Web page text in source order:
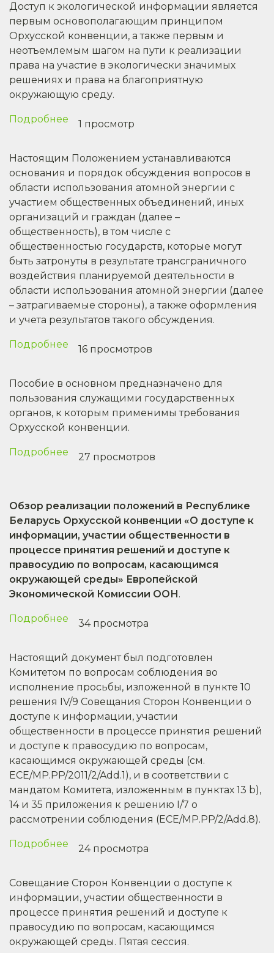
общественности
в
процессе
принятия
экологически
значимых
решений
Доступ к экологической информации является
первым основополагающим принципом
Орхусской конвенции, а также первым и
неотъемлемым шагом на пути к реализации
права на участие в экологически значимых
решениях и права на благоприятную
окружающую среду.
Подробнее
к
информации
к
полноценному
участию
1 просмотр
Настоящим Положением устанавливаются
основания и порядок обсуждения вопросов в
области использования атомной энергии с
участием общественных объединений, иных
организаций и граждан (далее –
общественность), в том числе с
общественностью государств, которые могут
быть затронуты в результате трансграничного
воздействия планируемой деятельности в
области использования атомной энергии (далее
– затрагиваемые стороны), а также оформления
и учета результатов такого обсуждения.
Подробнее
порядке
обсуждения
вопросов
в
использования
с
участием
общественных
объединений,
иных
организаций
и
16 просмотров
Пособие в основном предназначено для
пользования служащими государственных
органов, к которым применимы требования
Орхусской конвенции.
Подробнее
конвенции
в
Беларуси
27 просмотров
Обзор реализации положений в Республике
Беларусь Орхусской конвенции «О доступе к
информации, участии общественности в
процессе принятия решений и доступе к
правосудию по вопросам, касающимся
окружающей среды» Европейской
Экономической Комиссии ООН.
Подробнее
положений
Орхусской
конвенции
в
Беларуси
34 просмотра
Настоящий документ был подготовлен
Комитетом по вопросам соблюдения во
исполнение просьбы, изложенной в пункте 10
решения IV/9 Совещания Сторон Конвенции о
доступе к информации, участии
общественности в процессе принятия решений
и доступе к правосудию по вопросам,
касающимся окружающей среды (см.
ECE/MP.PP/2011/2/Add.1), и в соответствии с
мандатом Комитета, изложенным в пунктах 13 b),
14 и 35 приложения к решению I/7 о
рассмотрении соблюдения (ECE/MP.PP/2/Add.8).
Подробнее
своих
обязательств
по
Орхусской
конвенции:
24 просмотра
Совещание Сторон Конвенции о доступе к
информации, участии общественности в
процессе принятия решений и доступе к
правосудию по вопросам, касающимся
окружающей среды. Пятая сессия.